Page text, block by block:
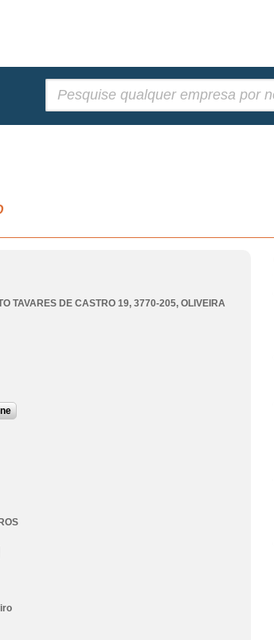
TAVARES DE CASTRO 19, 3770-205, OLIVEIRA